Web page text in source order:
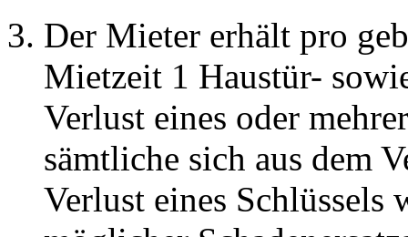
Der Mieter erhält pro
Mietzeit 1 Haustür-
Verlust eines oder
sämtliche sich aus dem
Verlust eines Schlüssels